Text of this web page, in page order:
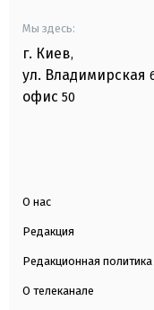
Мы здесь:
г. Киев,
ул. Владимирская
офис 50
О нас
Редакция
Редакционная политика
О телеканале